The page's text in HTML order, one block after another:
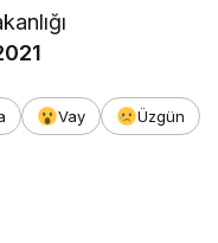
Vay
Üzgün